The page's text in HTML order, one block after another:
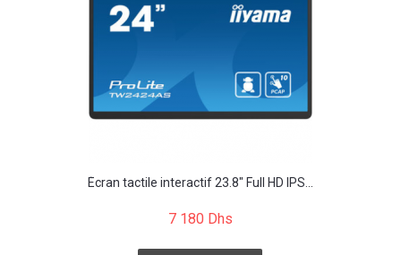
Écran tactile interactif 23.8" Full HD IPS...
7 180 Dhs